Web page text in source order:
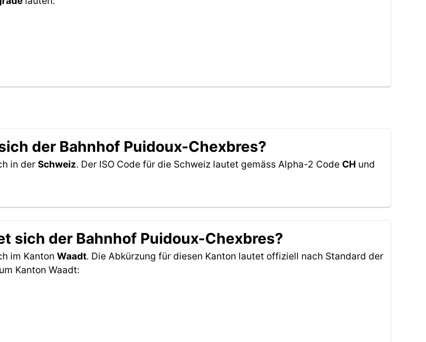
der Bahnhof Puidoux-Chexbres?
in der Schweiz. Der ISO Code für die Schweiz lautet gemäss Alpha-2 Code CH und
sich der Bahnhof Puidoux-Chexbres?
im Kanton Waadt. Die Abkürzung für diesen Kanton lautet offiziell nach Standard der
Kanton Waadt: